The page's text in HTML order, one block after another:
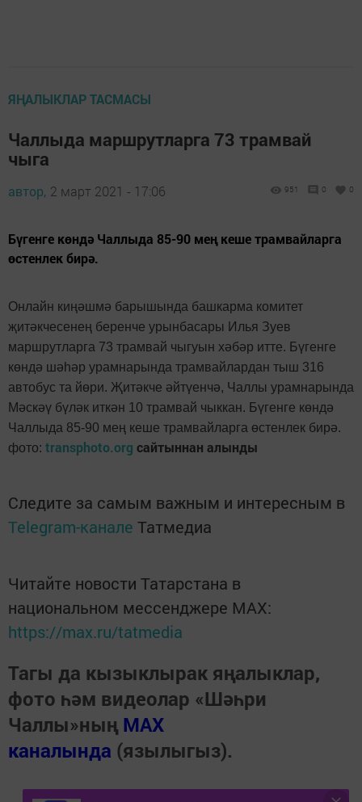
ЯҢАЛЫКЛАР ТАСМАСЫ
Чаллыда маршрутларга 73 трамвай
чыга
автор, 2 март 2021 - 17:06 951 0 0
Бүгенге көндә Чаллыда 85-90 мең кеше трамвайларга
өстенлек бирә.
Онлайн киңәшмә барышында башкарма комитет
җитәкчесенең беренче урынбасары Илья Зуев
маршрутларга 73 трамвай чыгуын хәбәр итте. Бүгенге
көндә шәһәр урамнарында трамвайлардан тыш 316
автобус та йөри. Җитәкче әйтүенчә, Чаллы урамнарында
Мәскәү бүләк иткән 10 трамвай чыккан. Бүгенге көндә
Чаллыда 85-90 мең кеше трамвайларга өстенлек бирә.
фото: transphoto.org сайтыннан алынды
Следите за самым важным и интересным в
Telegram-канале Татмедиа
Читайте новости Татарстана в
национальном мессенджере MАХ:
https://max.ru/tatmedia
Тагы да кызыклырак яңалыклар,
фото һәм видеолар «Шәһри
Чаллы»ның MAX
каналында (язылыгыз).